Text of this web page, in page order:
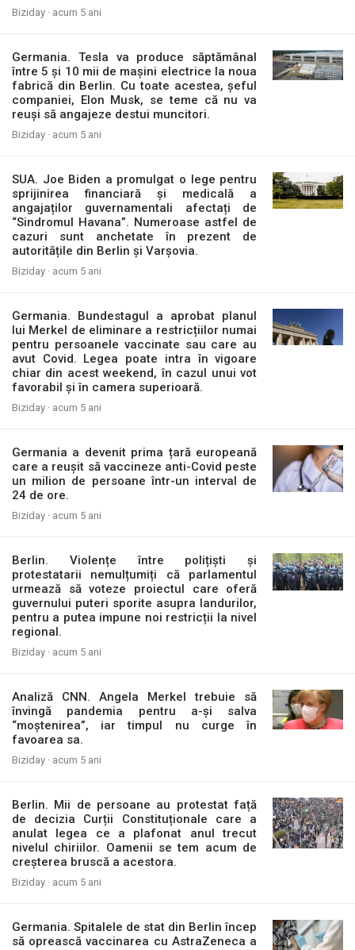
Biziday · acum 5 ani
Germania. Tesla va produce săptămânal
între 5 și 10 mii de mașini electrice la noua
fabrică din Berlin. Cu toate acestea, șeful
companiei, Elon Musk, se teme că nu va
reuși să angajeze destui muncitori.
Biziday · acum 5 ani
SUA. Joe Biden a promulgat o lege pentru
sprijinirea financiară și medicală a
angajaților guvernamentali afectați de
“Sindromul Havana”. Numeroase astfel de
cazuri sunt anchetate în prezent de
autoritățile din Berlin și Varșovia.
Biziday · acum 5 ani
Germania. Bundestagul a aprobat planul
lui Merkel de eliminare a restricțiilor numai
pentru persoanele vaccinate sau care au
avut Covid. Legea poate intra în vigoare
chiar din acest weekend, în cazul unui vot
favorabil și în camera superioară.
Biziday · acum 5 ani
Germania a devenit prima țară europeană
care a reușit să vaccineze anti-Covid peste
un milion de persoane într-un interval de
24 de ore.
Biziday · acum 5 ani
Berlin. Violențe între polițiști și
protestatarii nemulțumiți că parlamentul
urmează să voteze proiectul care oferă
guvernului puteri sporite asupra landurilor,
pentru a putea impune noi restricții la nivel
regional.
Biziday · acum 5 ani
Analiză CNN. Angela Merkel trebuie să
învingă pandemia pentru a-și salva
“moștenirea”, iar timpul nu curge în
favoarea sa.
Biziday · acum 5 ani
Berlin. Mii de persoane au protestat față
de decizia Curții Constituționale care a
anulat legea ce a plafonat anul trecut
nivelul chiriilor. Oamenii se tem acum de
creșterea bruscă a acestora.
Biziday · acum 5 ani
Germania. Spitalele de stat din Berlin încep
să oprească vaccinarea cu AstraZeneca a